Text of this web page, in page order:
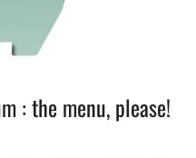
: the menu, please!